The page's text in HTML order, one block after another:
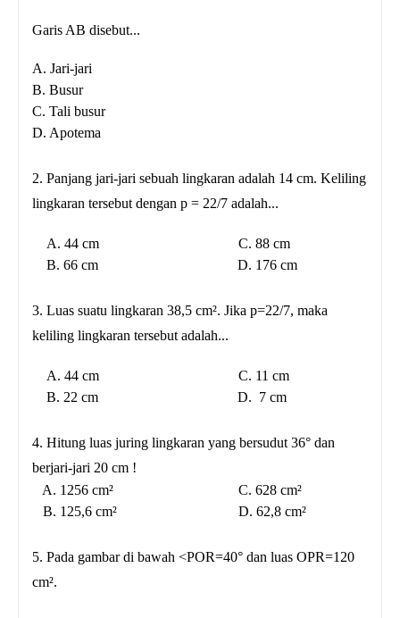
Garis AB disebut...
A. Jari-jari
B. Busur
C. Tali busur
D. Apotema
2. Panjang jari-jari sebuah lingkaran adalah 14 cm. Keliling
lingkaran tersebut dengan p = 22/7 adalah...
A. 44 cm C. 88 cm
B. 66 cm D. 176 cm
3. Luas suatu lingkaran 38,5 cm². Jika p=22/7, maka
keliling lingkaran tersebut adalah...
A. 44 cm C. 11 cm
B. 22 cm D. 7 cm
4. Hitung luas juring lingkaran yang bersudut 36° dan
berjari-jari 20 cm !
A. 1256 cm² C. 628 cm²
B. 125,6 cm² D. 62,8 cm²
5. Pada gambar di bawah <POR=40° dan luas OPR=120
cm².